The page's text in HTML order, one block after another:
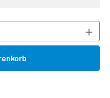
gewünschten